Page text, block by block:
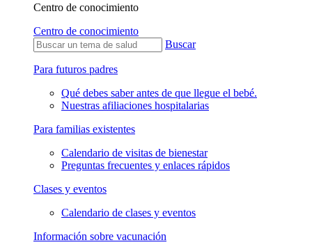
Centro de conocimiento
Centro de conocimiento
Buscar
Para futuros padres
Qué debes saber antes de que llegue el bebé.
Nuestras afiliaciones hospitalarias
Para familias existentes
Calendario de visitas de bienestar
Preguntas frecuentes y enlaces rápidos
Clases y eventos
Calendario de clases y eventos
Información sobre vacunación